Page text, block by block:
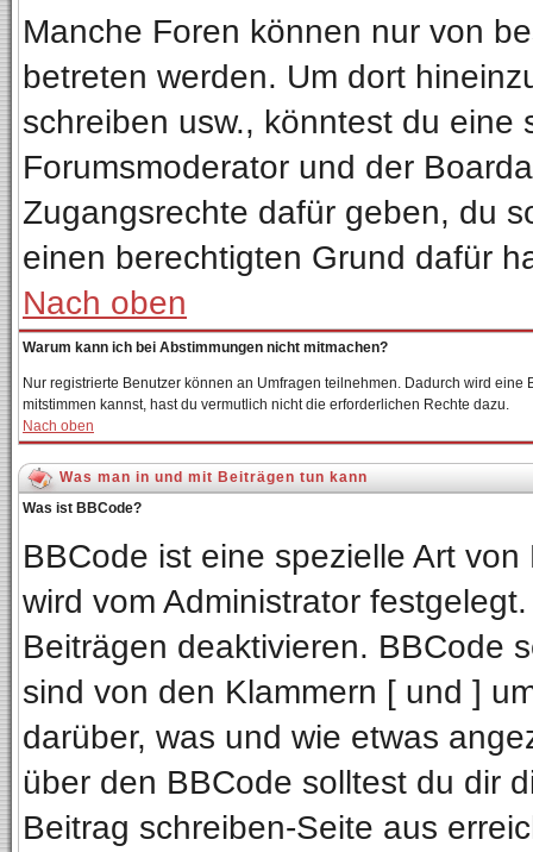
Manche Foren können nur von
betreten werden. Um dort
schreiben usw., könntest du
Forumsmoderator und der
Zugangsrechte dafür geben, du
einen berechtigten Grund dafür
Nach oben
Warum kann ich bei Abstimmungen nicht mitmachen?
Nur registrierte Benutzer können an Umfragen teilnehmen. Dadurch wird
mitstimmen kannst, hast du vermutlich nicht die erforderlichen Rechte dazu.
Nach oben
Was man in und mit Beiträgen tun kann
Was ist BBCode?
BBCode ist eine spezielle Art
wird vom Administrator
Beiträgen deaktivieren. BBCode
sind von den Klammern [ und ]
darüber, was und wie etwas
über den BBCode solltest du dir
Beitrag schreiben-Seite aus